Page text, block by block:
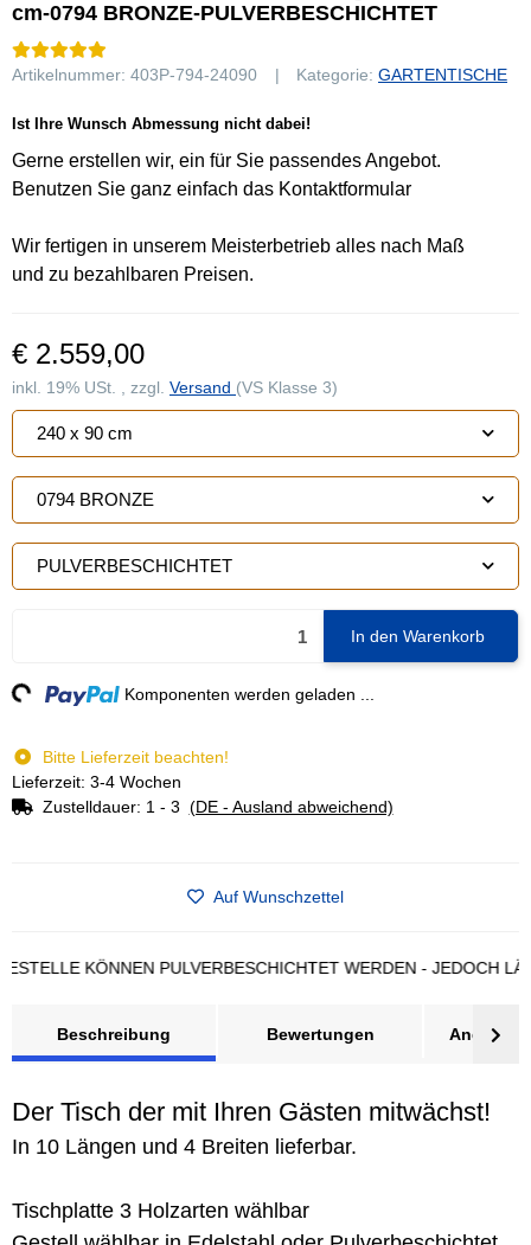
cm-0794 BRONZE-PULVERBESCHICHTET
Artikelnummer: 403P-794-24090 Kategorie: GARTENTISCHE
Ist Ihre Wunsch Abmessung nicht dabei!
Gerne erstellen wir, ein für Sie passendes Angebot.
Benutzen Sie ganz einfach das Kontaktformular
Wir fertigen in unserem Meisterbetrieb alles nach Maß
und zu bezahlbaren Preisen.
€ 2.559,00
inkl. 19% USt. , zzgl. Versand (VS Klasse 3)
240 x 90 cm
0794 BRONZE
PULVERBESCHICHTET
In den Warenkorb
Komponenten werden geladen ...
Bitte Lieferzeit beachten!
Lieferzeit: 3-4 Wochen
Zustelldauer: 1 - 3 (DE - Ausland abweichend)
Auf Wunschzettel
KÖNNEN PULVERBESCHICHTET WERDEN - JEDOCH
Beschreibung Bewertungen Angebot
Der Tisch der mit Ihren Gästen mitwächst!
In 10 Längen und 4 Breiten lieferbar.
Tischplatte 3 Holzarten wählbar